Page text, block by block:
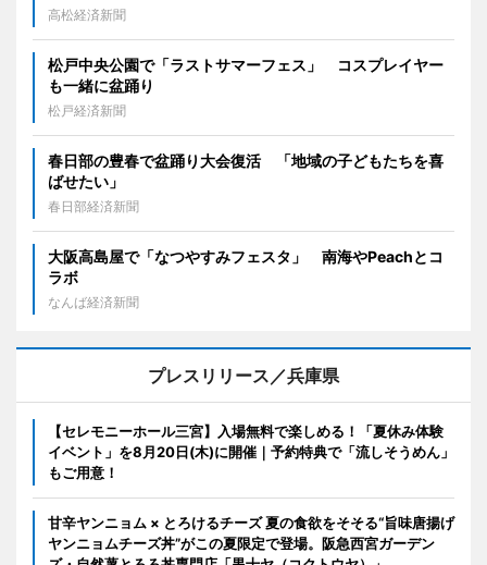
高松経済新聞
松戸中央公園で「ラストサマーフェス」 コスプレイヤー
も一緒に盆踊り
松戸経済新聞
春日部の豊春で盆踊り大会復活 「地域の子どもたちを喜
ばせたい」
春日部経済新聞
大阪高島屋で「なつやすみフェスタ」 南海やPeachとコ
ラボ
なんば経済新聞
プレスリリース／兵庫県
【セレモニーホール三宮】入場無料で楽しめる！「夏休み体験
イベント」を8月20日(木)に開催｜予約特典で「流しそうめん」
もご用意！
甘辛ヤンニョム × とろけるチーズ 夏の食欲をそそる“旨味唐揚げ
ヤンニョムチーズ丼”がこの夏限定で登場。阪急西宮ガーデン